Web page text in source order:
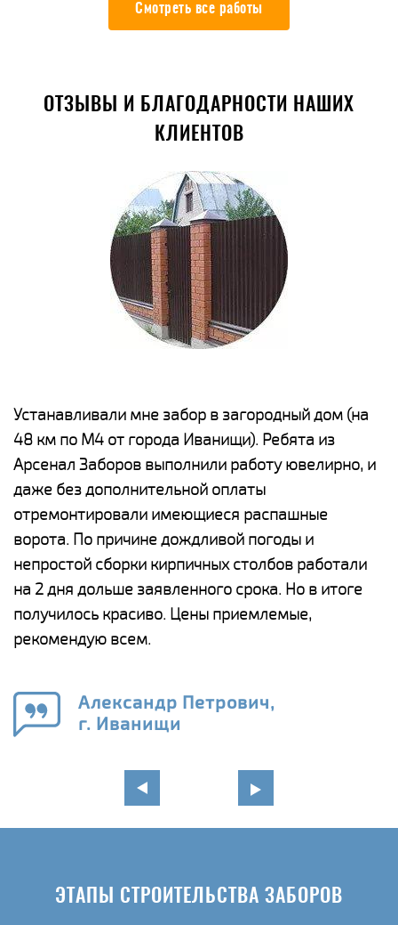
Смотреть все работы
ОТЗЫВЫ И БЛАГОДАРНОСТИ НАШИХ
КЛИЕНТОВ
Устанавливали мне забор в загородный дом (на
48 км по М4 от города Иванищи). Ребята из
Арсенал Заборов выполнили работу ювелирно, и
даже без дополнительной оплаты
отремонтировали имеющиеся распашные
ворота. По причине дождливой погоды и
непростой сборки кирпичных столбов работали
на 2 дня дольше заявленного срока. Но в итоге
получилось красиво. Цены приемлемые,
рекомендую всем.
Александр Петрович,
г. Иванищи
ЭТАПЫ СТРОИТЕЛЬСТВА ЗАБОРОВ